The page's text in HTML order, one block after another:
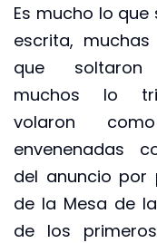
Es mucho lo
escrita, muchas
que soltaron
muchos lo
volaron
envenenadas
del anuncio por
de la Mesa de
de los